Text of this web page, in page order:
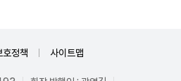
호정책 사이트맵